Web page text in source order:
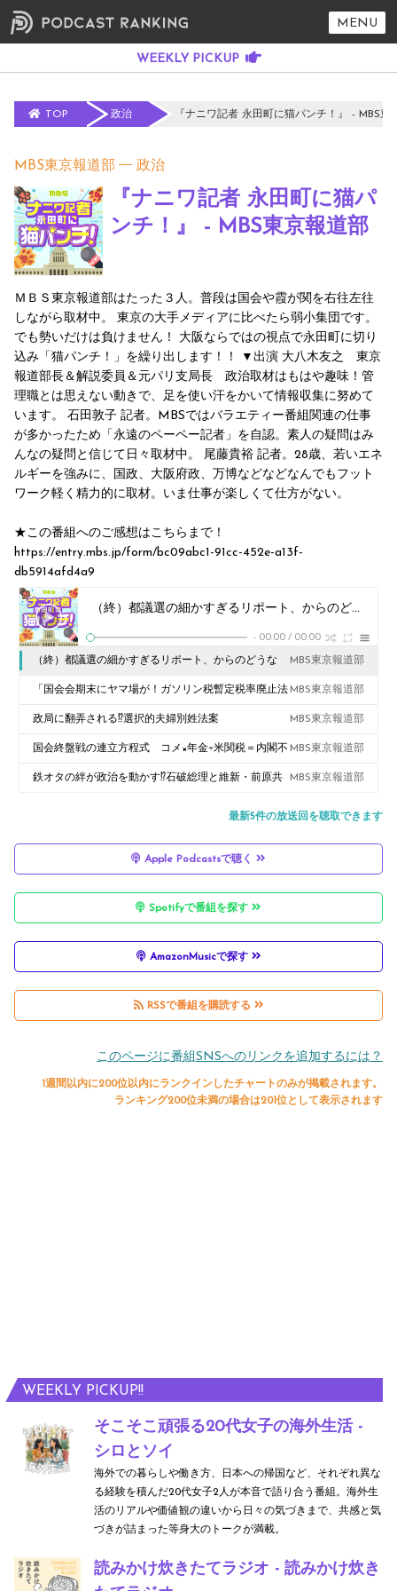
MENU
TOP 政治 『ナニワ記者 永田町に猫パンチ！』 - MBS東
WEEKLY PICKUP!!
そこそこ頑張る20代女子の海外生活 -
シロとソイ
海外での暮らしや働き方、日本への帰国など、それぞれ異な
る経験を積んだ20代女子2人が本音で語り合う番組。海外生
活のリアルや価値観の違いから日々の気づきまで、共感と気
づきが詰まった等身大のトークが満載。
読みかけ炊きたてラジオ - 読みかけ炊き
MBS東京報道部 政治
『ナニワ記者 永田町に猫パ
ンチ！』 - MBS東京報道部
ＭＢＳ東京報道部はたった３人。普段は国会や霞が関を右往左往
しながら取材中。 東京の大手メディアに比べたら弱小集団です。
でも勢いだけは負けません！ 大阪ならではの視点で永田町に切り
込み「猫パンチ！」を繰り出します！！ ▼出演 大八木友之 東京
報道部長＆解説委員＆元パリ支局長 政治取材はもはや趣味！管
理職とは思えない動きで、足を使い汗をかいて情報収集に努めて
います。 石田敦子 記者。MBSではバラエティー番組関連の仕事
が多かったため「永遠のペーペー記者」を自認。素人の疑問はみ
んなの疑問と信じて日々取材中。 尾藤貴裕 記者。28歳、若いエネ
ルギーを強みに、国政、大阪府政、万博などなどなんでもフット
ワーク軽く精力的に取材。いま仕事が楽しくて仕方がない。
★この番組へのご感想はこちらまで！
https://entry.mbs.jp/form/bc09abc1-91cc-452e-a13f-
db5914afd4a9
（終）都議選の細かすぎるリポート、からのどうなる？参院選
- 00:00 / 00:00
（終）都議選の細かすぎるリポート、からのどうな
る？参院選
MBS東京報道部
「国会会期末にヤマ場が！ガソリン税暫定税率廃止法
案めぐって財務金融委員長解任～その顛末」
MBS東京報道部
政局に翻弄される⁉選択的夫婦別姓法案 MBS東京報道部
国会終盤戦の連立方程式 コメ×年金÷米関税＝内閣不
信任の解は？
MBS東京報道部
鉄オタの絆が政治を動かす⁉石破総理と維新・前原共 MBS東京報道部
最新5件の放送回を聴取できます
Apple Podcastsで聴く
Spotifyで番組を探す
AmazonMusicで探す
RSSで番組を購読する
このページに番組SNSへのリンクを追加するには？
1週間以内に200位以内にランクインしたチャートのみが掲載されます。
ランキング200位未満の場合は201位として表示されます